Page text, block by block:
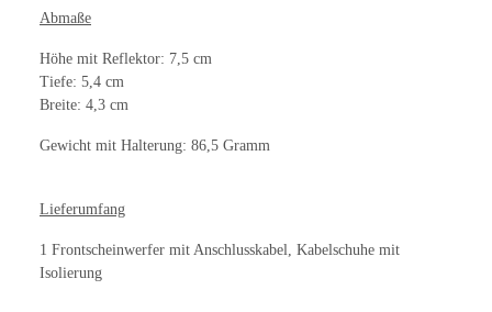
Abmaße
Höhe mit Reflektor: 7,5 cm
Tiefe: 5,4 cm
Breite: 4,3 cm
Gewicht mit Halterung: 86,5 Gramm
Lieferumfang
1 Frontscheinwerfer mit Anschlusskabel, Kabelschuhe mit
Isolierung